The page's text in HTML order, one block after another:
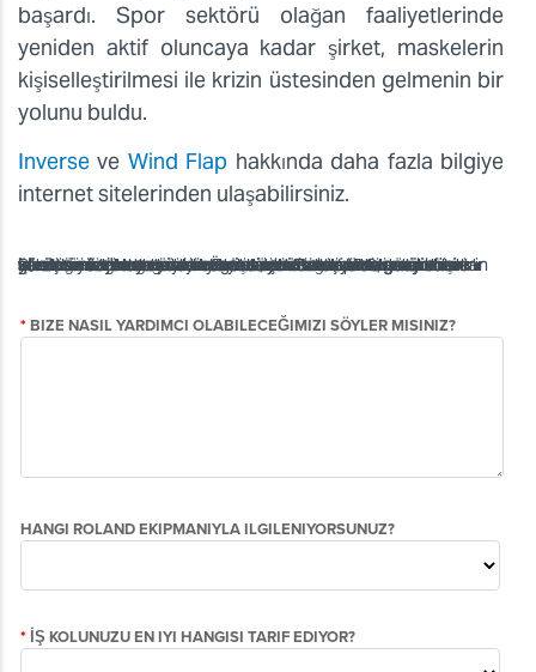
başardı. Spor sektörü olağan faaliyetlerinde
yeniden aktif oluncaya kadar şirket, maskelerin
kişiselleştirilmesi ile krizin üstesinden gelmenin bir
yolunu buldu.
Inverse ve Wind Flap hakkında daha fazla bilgiye
internet sitelerinden ulaşabilirsiniz.
Basılan yüz maskelerinin yerel düzenlemelere ve maskelerin sunduğu koruma düzeyine göre sertifikalandırılması üreticilerin kendi sorumluluğundadır. Üretici, yıkama ve sterilizasyon işlemlerini düzenlemelidir. Bu işlemler basılı/süblime edilmiş görüntünün solmasına neden olabilir. Roland DG, görüntülerin solmasından veya yüz maskelerinin üretim ve belgelendirme süreçlerinden sorumlu olmayacaktır. Sağlık problemleri olanlar ve olası alerjik reaksiyonlardan kaçınmak için maskenin baskılı yüzünün cilt ile doğrudan temas etmesine izin vermeyin ve ülkenizin sağlık kurumlarının tavsiyelerine uyun.